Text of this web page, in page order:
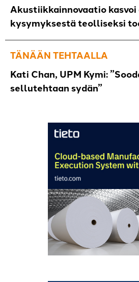
Akustiikkainnovaatio kasvoi
kysymyksestä teolliseksi
TÄNÄÄN TEHTAALLA
Kati Chan, UPM Kymi:
sellutehtaan sydän”